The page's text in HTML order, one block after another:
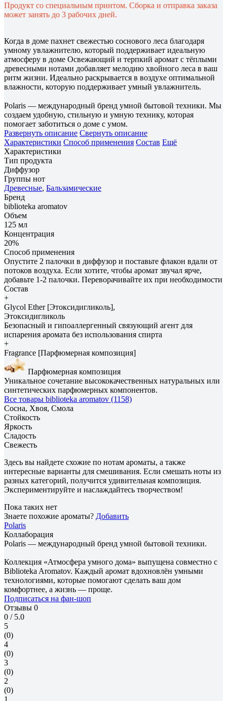
Продукт со специальным принтом. Сборка и отправка заказа
может занять до 3 рабочих дней.
Когда в доме пахнет свежестью соснового леса благодаря
умному увлажнителю, который поддерживает идеальную
атмосферу в доме Освежающий и терпкий аромат с тёплыми
древесными нотами добавляет мелодию хвойного леса в ваш
ритм жизни. Идеально раскрывается в воздухе оптимальной
влажности, которую поддерживает умный увлажнитель.
Polaris — международный бренд умной бытовой техники. Мы
создаем удобную, стильную и умную технику, которая
помогает заботиться о доме с умом.
Развернуть описание Свернуть описание
Характеристики Способ применения Состав Ещё
Характеристики
Тип продукта
Диффузор
Группы нот
Древесные, Бальзамические
Бренд
biblioteka aromatov
Объем
125 мл
Концентрация
20%
Способ применения
Опустите 2 палочки в диффузор и поставьте флакон вдали от
потоков воздуха. Если хотите, чтобы аромат звучал ярче,
добавьте 1-2 палочки. Переворачивайте их при необходимости
Состав
+
Glycol Ether [Этоксидигликоль],
Этоксидигликоль
Безопасный и гипоаллергенный связующий агент для
испарения аромата без использования спирта
+
Fragrance [Парфюмерная композиция]
Парфюмерная композиция
Уникальное сочетание высококачественных натуральных или
синтетических парфюмерных компонентов.
Все товары biblioteka aromatov (1158)
Сосна, Хвоя, Смола
Стойкость
Яркость
Сладость
Свежесть
Здесь вы найдете схожие по нотам ароматы, а также
интересные варианты для смешивания. Если смешать ноты из
разных категорий, получится удивительная композиция.
Экспериментируйте и наслаждайтесь творчеством!
Пока таких нет
Знаете похожие ароматы? Добавить
Polaris
Коллаборация
Polaris — международный бренд умной бытовой техники.
Коллекция «Атмосфера умного дома» выпущена совместно с
Biblioteka Aromatov. Каждый аромат вдохновлён умными
технологиями, которые помогают сделать ваш дом
комфортнее, а жизнь — проще.
Подписаться на фан-шоп
Отзывы 0
0 / 5.0
5
(0)
4
(0)
3
(0)
2
(0)
1